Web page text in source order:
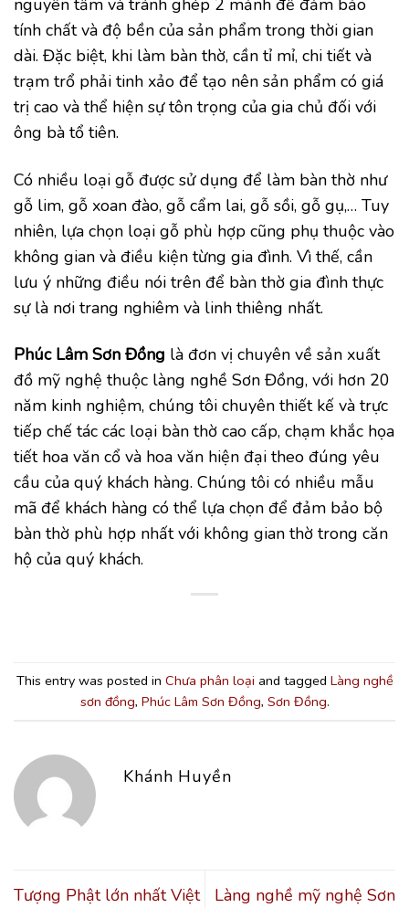
nguyên tấm và tránh ghép 2 mảnh để đảm bảo
tính chất và độ bền của sản phẩm trong thời gian
dài. Đặc biệt, khi làm bàn thờ, cần tỉ mỉ, chi tiết và
trạm trổ phải tinh xảo để tạo nên sản phẩm có giá
trị cao và thể hiện sự tôn trọng của gia chủ đối với
ông bà tổ tiên.
Có nhiều loại gỗ được sử dụng để làm bàn thờ như
gỗ lim, gỗ xoan đào, gỗ cẩm lai, gỗ sồi, gỗ gụ,… Tuy
nhiên, lựa chọn loại gỗ phù hợp cũng phụ thuộc vào
không gian và điều kiện từng gia đình. Vì thế, cần
lưu ý những điều nói trên để bàn thờ gia đình thực
sự là nơi trang nghiêm và linh thiêng nhất.
Phúc Lâm Sơn Đồng là đơn vị chuyên về sản xuất
đồ mỹ nghệ thuộc làng nghề Sơn Đồng, với hơn 20
năm kinh nghiệm, chúng tôi chuyên thiết kế và trực
tiếp chế tác các loại bàn thờ cao cấp, chạm khắc họa
tiết hoa văn cổ và hoa văn hiện đại theo đúng yêu
cầu của quý khách hàng. Chúng tôi có nhiều mẫu
mã để khách hàng có thể lựa chọn để đảm bảo bộ
bàn thờ phù hợp nhất với không gian thờ trong căn
hộ của quý khách.
This entry was posted in Chưa phân loại and tagged Làng nghề
sơn đồng, Phúc Lâm Sơn Đồng, Sơn Đồng.
Khánh Huyền
Tượng Phật lớn nhất Việt
Làng nghề mỹ nghệ Sơn